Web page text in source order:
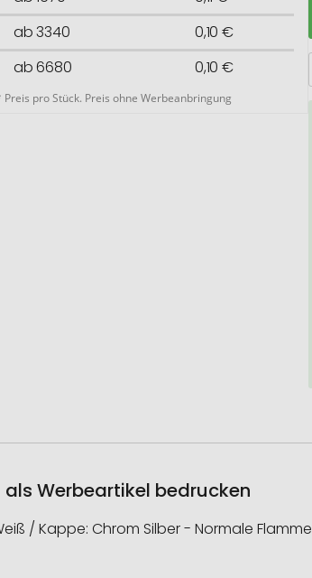
ab 3340
0,10 €
ab 6680
0,10 €
Preis pro Stück. Preis ohne Werbeanbringung
als Werbeartikel bedrucken
/ Kappe: Chrom Silber - Normale